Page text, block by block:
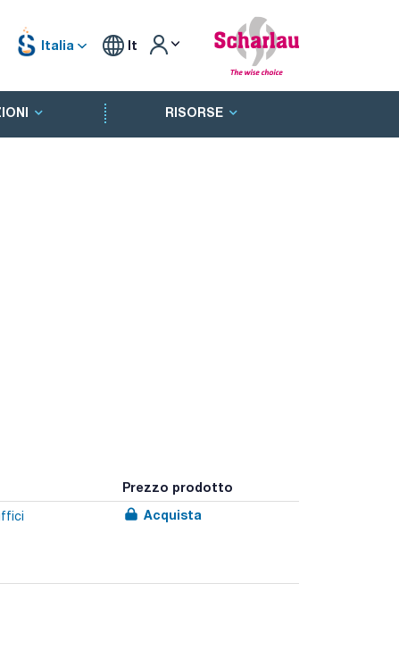
Italia It
RISORSE
Prezzo prodotto
Acquista